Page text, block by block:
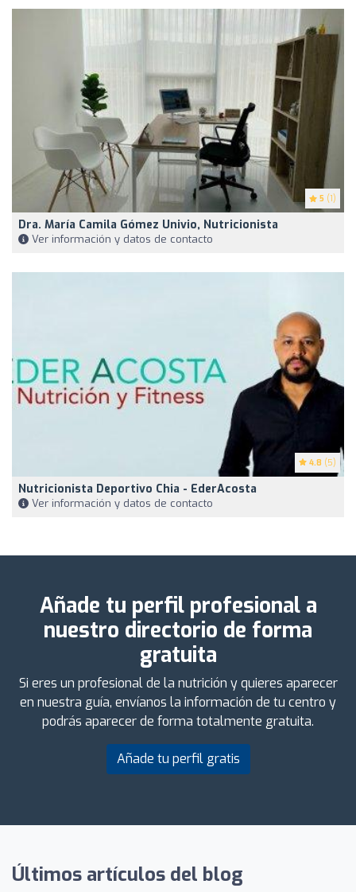
5 (1)
Dra. María Camila Gómez Univio, Nutricionista
Ver información y datos de contacto
4.8 (5)
Nutricionista Deportivo Chia - EderAcosta
Ver información y datos de contacto
Añade tu perfil profesional a
nuestro directorio de forma
gratuita
Si eres un profesional de la nutrición y quieres aparecer
en nuestra guía, envíanos la información de tu centro y
podrás aparecer de forma totalmente gratuita.
Añade tu perfil gratis
Últimos artículos del blog